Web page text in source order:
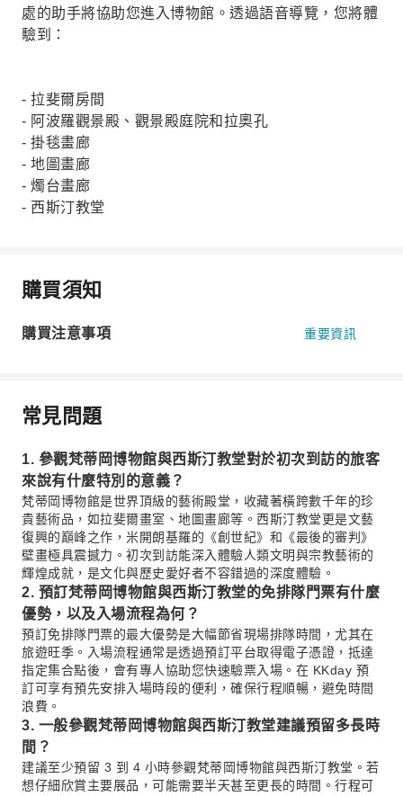
處的助手將協助您進入博物館。透過語音導覽，您將體
驗到：
- 拉斐爾房間
- 阿波羅觀景殿、觀景殿庭院和拉奧孔
- 掛毯畫廊
- 地圖畫廊
- 燭台畫廊
- 西斯汀教堂
購買須知
購買注意事項 重要資訊
常見問題
1. 參觀梵蒂岡博物館與西斯汀教堂對於初次到訪的旅客
來說有什麼特別的意義？
梵蒂岡博物館是世界頂級的藝術殿堂，收藏著橫跨數千年的珍
貴藝術品，如拉斐爾畫室、地圖畫廊等。西斯汀教堂更是文藝
復興的巔峰之作，米開朗基羅的《創世紀》和《最後的審判》
壁畫極具震撼力。初次到訪能深入體驗人類文明與宗教藝術的
輝煌成就，是文化與歷史愛好者不容錯過的深度體驗。
2. 預訂梵蒂岡博物館與西斯汀教堂的免排隊門票有什麼
優勢，以及入場流程為何？
預訂免排隊門票的最大優勢是大幅節省現場排隊時間，尤其在
旅遊旺季。入場流程通常是透過預訂平台取得電子憑證，抵達
指定集合點後，會有專人協助您快速驗票入場。在 KKday 預
訂可享有預先安排入場時段的便利，確保行程順暢，避免時間
浪費。
3. 一般參觀梵蒂岡博物館與西斯汀教堂建議預留多長時
間？
建議至少預留 3 到 4 小時參觀梵蒂岡博物館與西斯汀教堂。若
想仔細欣賞主要展品，可能需要半天甚至更長的時間。行程可